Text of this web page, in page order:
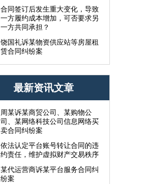
合同签订后发生重大变化，导致
一方履约成本增加，可否要求另
一方共同承担？
饶国礼诉某物资供应站等房屋租
赁合同纠纷案
最新资讯文章
周某诉某商贸公司、某购物公
司、某网络科技公司信息网络买
卖合同纠纷案
依法认定平台账号转让合同的违
约责任，维护虚拟财产交易秩序
某代运营商诉某平台服务合同纠
纷案